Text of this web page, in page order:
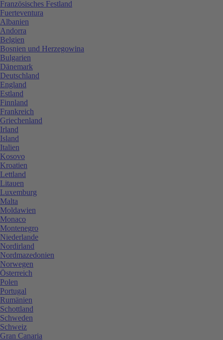
Französisches Festland
Fuerteventura
Albanien
Andorra
Belgien
Bosnien und Herzegowina
Bulgarien
Dänemark
Deutschland
England
Estland
Finnland
Frankreich
Griechenland
Irland
Island
Italien
Kosovo
Kroatien
Lettland
Litauen
Luxemburg
Malta
Moldawien
Monaco
Montenegro
Niederlande
Nordirland
Nordmazedonien
Norwegen
Österreich
Polen
Portugal
Rumänien
Schottland
Schweden
Schweiz
Gran Canaria